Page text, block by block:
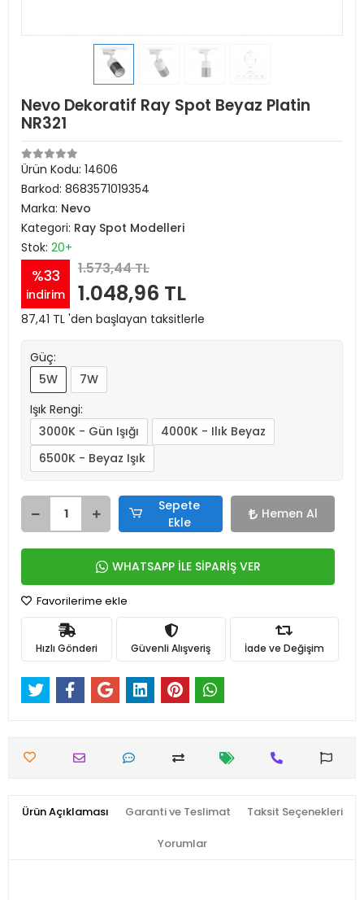
Nevo Dekoratif Ray Spot Beyaz Platin
NR321
Ürün Kodu: 14606
Barkod: 8683571019354
Marka: Nevo
Kategori: Ray Spot Modelleri
Stok: 20+
%33
indirim
1.573,44 TL
1.048,96 TL
87,41 TL 'den başlayan taksitlerle
Güç:
5W
7W
Işık Rengi:
3000K - Gün Işığı
4000K - Ilık Beyaz
6500K - Beyaz Işık
Sepete
Ekle
Hemen Al
WHATSAPP İLE SİPARİŞ VER
Favorilerime ekle
Hızlı Gönderi Güvenli Alışveriş İade ve Değişim
Ürün Açıklaması Garanti ve Teslimat Taksit Seçenekleri
Yorumlar